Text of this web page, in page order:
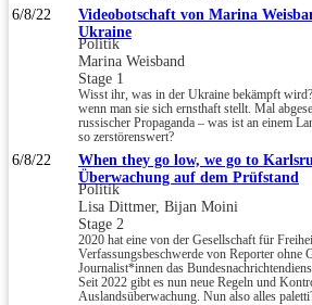
6/8/22
Videobotschaft von Marina
Ukraine
Politik
Marina Weisband
Stage 1
Wisst ihr, was in der Ukraine bekämpft wird?
wenn man sie sich ernsthaft stellt. Mal
russischer Propaganda – was ist an einem
so zerstörenswert?
6/8/22
When they go low, we go to
Überwachung auf dem Prüfstand
Politik
Lisa Dittmer, Bijan Moini
Stage 2
2020 hat eine von der Gesellschaft für
Verfassungsbeschwerde von Reporter ohne
Journalist*innen das
Seit 2022 gibt es nun neue Regeln und
Auslandsüberwachung. Nun also alles